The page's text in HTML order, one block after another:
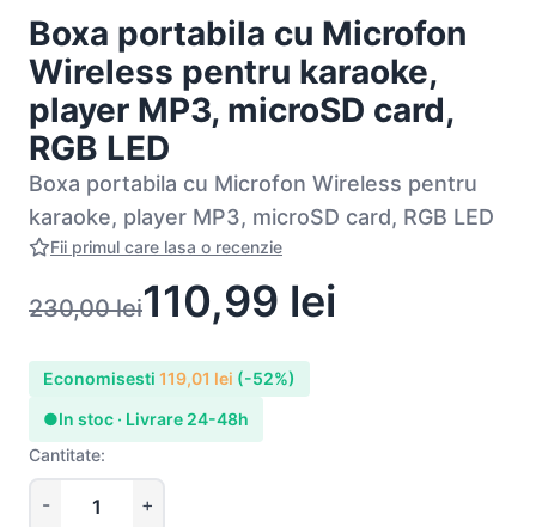
Boxa portabila cu Microfon
Wireless pentru karaoke,
player MP3, microSD card,
RGB LED
Boxa portabila cu Microfon Wireless pentru
karaoke, player MP3, microSD card, RGB LED
Fii primul care lasa o recenzie
230,00lei110,99 lei
Economisesti 119,01 lei (-52%)
●In stoc · Livrare 24-48h
Cantitate: